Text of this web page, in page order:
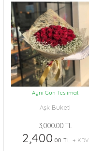
Aynı Gün Teslimat
Aşk Buketi
3,000.00 TL
2,400.00 TL + KDV